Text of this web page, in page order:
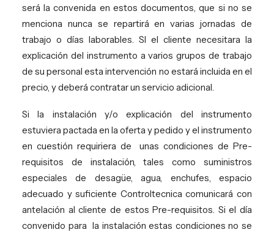
será la convenida en estos documentos, que si no se
menciona nunca se repartirá en varias jornadas de
trabajo o días laborables. SI el cliente necesitara la
explicación del instrumento a varios grupos de trabajo
de su personal esta intervención no estará incluida en el
precio, y deberá contratar un servicio adicional.
Si la instalación y/o explicación del instrumento
estuviera pactada en la oferta y pedido y el instrumento
en cuestión requiriera de
unas condiciones de Pre-
requisitos de instalación, tales como suministros
especiales de desagüe, agua, enchufes, espacio
adecuado y suficiente Controltecnica comunicará con
antelación al cliente de estos Pre-requisitos. Si el día
convenido para la instalación estas condiciones no se